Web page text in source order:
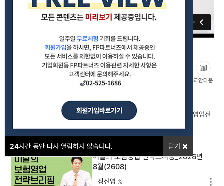
24시간 동안 다시 열람하지 않습니다. 닫기
이달의 보험사별 상품 판매전략_2026년 6월_생명보험(2606)
#보험상품 #소식지
교안다운
이달의 보험상품 소식지 집중비교 분석을 통한 나만(우리 조직만)의 영업전
이달의 보험영업 전략브리핑_2026년
8월(2608)
장신영 %